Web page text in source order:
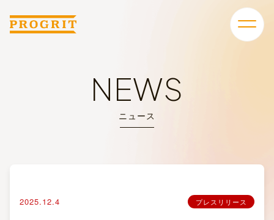
NEWS
ニュース
2025.12.4 プレスリリース